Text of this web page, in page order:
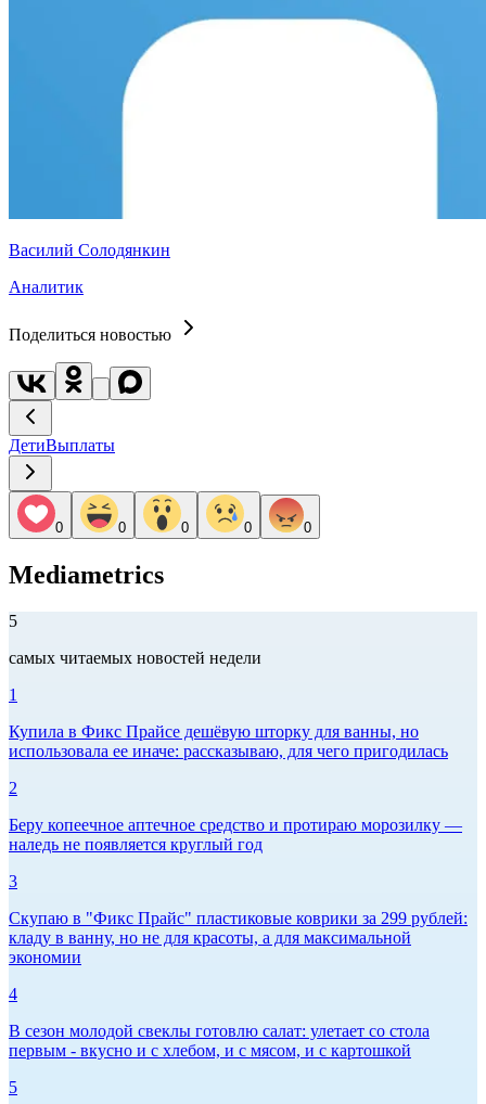
Василий Солодянкин
Аналитик
Поделиться новостью
ДетиВыплаты
0 0 0 0 0
Mediametrics
5
самых читаемых новостей недели
1
Купила в Фикс Прайсе дешёвую шторку для ванны, но
использовала ее иначе: рассказываю, для чего пригодилась
2
Беру копеечное аптечное средство и протираю морозилку —
наледь не появляется круглый год
3
Скупаю в "Фикс Прайс" пластиковые коврики за 299 рублей:
кладу в ванну, но не для красоты, а для максимальной
экономии
4
В сезон молодой свеклы готовлю салат: улетает со стола
первым - вкусно и с хлебом, и с мясом, и с картошкой
5